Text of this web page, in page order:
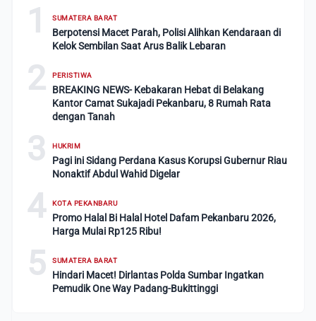
1 SUMATERA BARAT
Berpotensi Macet Parah, Polisi Alihkan Kendaraan di
Kelok Sembilan Saat Arus Balik Lebaran
2 PERISTIWA
BREAKING NEWS- Kebakaran Hebat di Belakang
Kantor Camat Sukajadi Pekanbaru, 8 Rumah Rata
dengan Tanah
3 HUKRIM
Pagi ini Sidang Perdana Kasus Korupsi Gubernur Riau
Nonaktif Abdul Wahid Digelar
4 KOTA PEKANBARU
Promo Halal Bi Halal Hotel Dafam Pekanbaru 2026,
Harga Mulai Rp125 Ribu!
5 SUMATERA BARAT
Hindari Macet! Dirlantas Polda Sumbar Ingatkan
Pemudik One Way Padang-Bukittinggi